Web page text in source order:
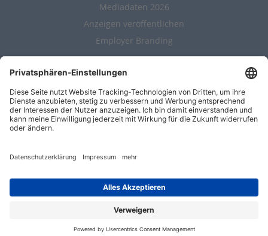
Mediadaten 2026
Anzeigen veröffentlichen
Employer Branding
ALLGEMEIN
Kontakt
AGBs
Entwickelt durchJobiqo